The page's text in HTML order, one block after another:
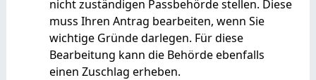
nicht zuständigen Passbehörde stellen. Diese
muss Ihren Antrag bearbeiten, wenn Sie
wichtige Gründe darlegen. Für diese
Bearbeitung kann die Behörde ebenfalls
einen Zuschlag erheben.